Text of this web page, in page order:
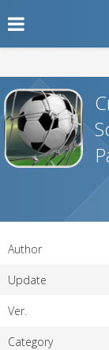
Author
Update
Ver.
Category